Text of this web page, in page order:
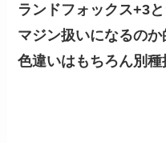
ランドフォックス+3
マジン扱いになるの
色違いはもちろん別